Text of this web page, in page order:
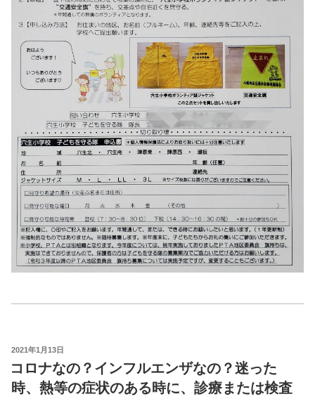
投
日:
2021年1月13日
コロナなの？インフルエンザなの？迷った
時、熱等の症状のある時に、診療または検査